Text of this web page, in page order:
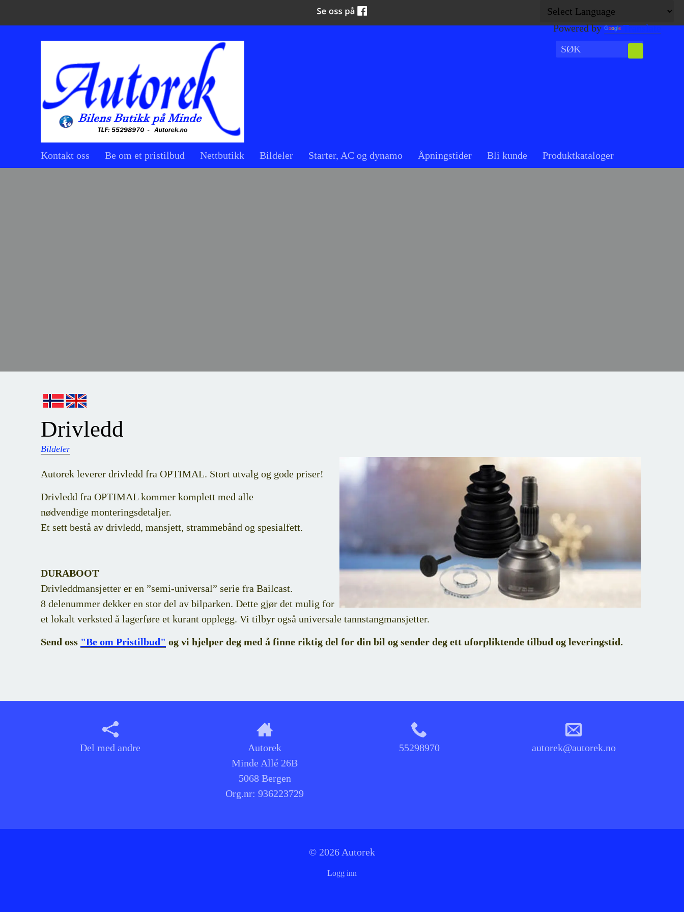
Kontakt oss Be om et pristilbud Nettbutikk Bildeler Starter, AC og dynamo Åpningstider Bli kunde Produktkataloger
Drivledd
Bildeler
Autorek leverer drivledd fra OPTIMAL. Stort utvalg og gode priser!
Drivledd fra OPTIMAL kommer komplett med alle
nødvendige monteringsdetaljer.
Et sett bestå av drivledd, mansjett, strammebånd og spesialfett.
DURABOOT
Drivleddmansjetter er en ”semi-universal” serie fra Bailcast.
8 delenummer dekker en stor del av bilparken. Dette gjør det mulig for
et lokalt verksted å lagerføre et kurant opplegg. Vi tilbyr også universale tannstangmansjetter.
Send oss "Be om Pristilbud" og vi hjelper deg med å finne riktig del for din bil og sender deg ett uforpliktende tilbud og leveringstid.
Powered by Translate
Del med andre
Autorek
Minde Allé 26B
5068 Bergen
Org.nr:936223729
55298970 autorek@autorek.no
© 2026 Autorek
Logg inn